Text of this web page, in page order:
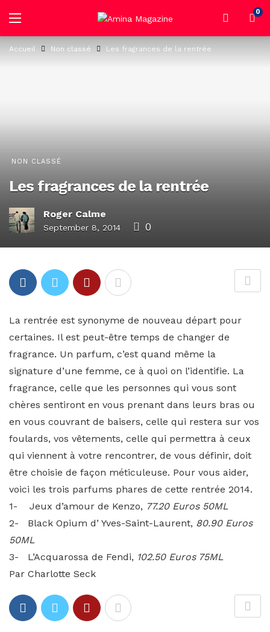
0
Accueil Non classé Les fragrances de la rentrée
NON CLASSÉ
Les fragrances de la rentrée
Roger Calme
September 8, 2014 0
La rentrée est synonyme de nouveau départ pour
certaines. Il est peut-être temps de changer de
fragrance. Un parfum, c’est quand même la
signature d’une femme, ce à quoi on l’identifie. La
fragrance, celle que les personnes qui vous sont
chères sentiront en vous prenant dans leurs bras ou
en vous couvrant de baisers, celle qui restera sur vos
foulards, vos vêtements, celle qui permettra à ceux
qui viennent à votre rencontrer, de vous définir, doit
être choisie de façon méticuleuse. Pour vous aider,
voici les trois parfums phares de cette rentrée 2014.
1- Jeux d’amour de Kenzo, 77.20 Euros 50ML
2- Black Opium d’ Yves-Saint-Laurent, 80.90 Euros
50ML
3- L’Acquarossa de Fendi, 102.50 Euros 75ML
Par Charlotte Seck